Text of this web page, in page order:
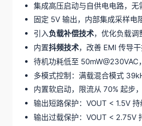
集成高压启动与自供电电路，无
固定 5V 输出，内部集成采样电
引入负载补偿技术，优化负载调
内置抖频技术，改善 EMI 传导
待机功耗低至 50mW@230VAC
多模式控制：满载混合模式
内置软启动，限流从 70% 起步
输出短路保护：VOUT < 1.5V
输出过载保护：VOUT < 2.75V